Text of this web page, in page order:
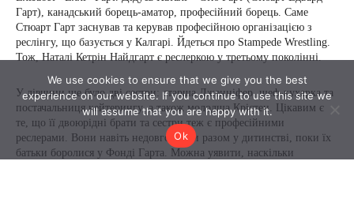
We use cookies to ensure that we give you the best
experience on our website. If you continue to use this site we
will assume that you are happy with it.
Ok